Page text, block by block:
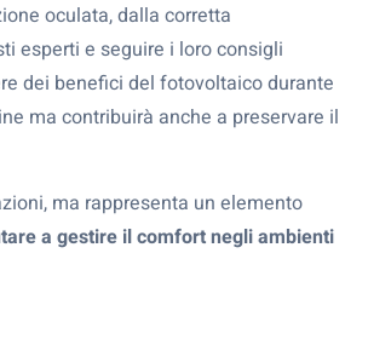
oculata, dalla corretta
esperti e seguire i loro consigli
dei benefici del fotovoltaico durante
ma contribuirà anche a preservare il
ma rappresenta un elemento
a gestire il comfort negli ambienti